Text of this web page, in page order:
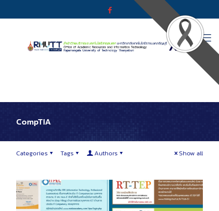
CompTIA
Categories Tags Authors Show all